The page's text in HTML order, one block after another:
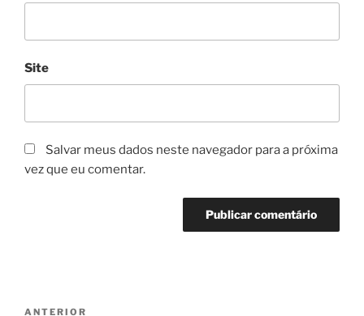
Site
Salvar meus dados neste navegador para a próxima
vez que eu comentar.
ANTERIOR